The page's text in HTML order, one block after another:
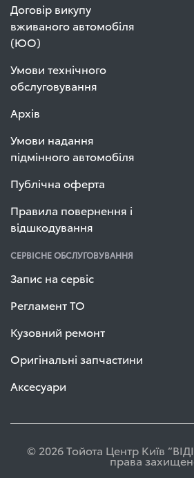
Договір викупу
вживаного автомобіля
(ЮО)
Умови технічного
обслуговування
Архів
Умови надання
підмінного автомобіля
Публічна оферта
Правила повернення і
відшкодування
СЕРВІСНЕ ОБСЛУГОВУВАННЯ
Запис на сервіс
Регламент ТО
Кузовний ремонт
Оригінальні запчастини
Аксесуари
© 2026 Тойота Центр Київ
права